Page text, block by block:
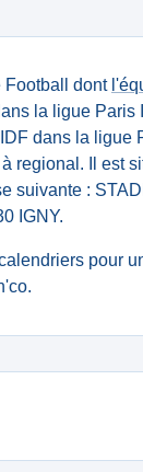
Football dont
la ligue Paris
dans la ligue
regional. Il est
suivante :
IGNY.
pour